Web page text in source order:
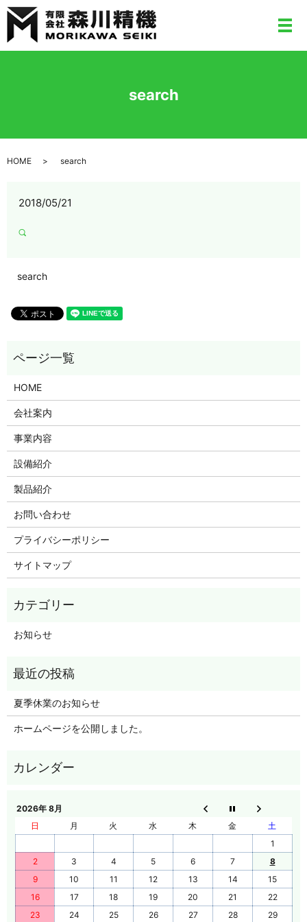
メ
search
HOME search
2018/05/21
search
HOME
会社案内
事業内容
設備紹介
製品紹介
お問い合わせ
プライバシーポリシー
サイトマップ
お知らせ
夏季休業のお知らせ
ホームページを公開しました。
2026年 8月
日
月 火 水 木 金
土
1
2
3 4 5 6 7
8
9
10 11 12 13 14
15
16
17 18 19 20 21
22
23
24 25 26 27 28 29